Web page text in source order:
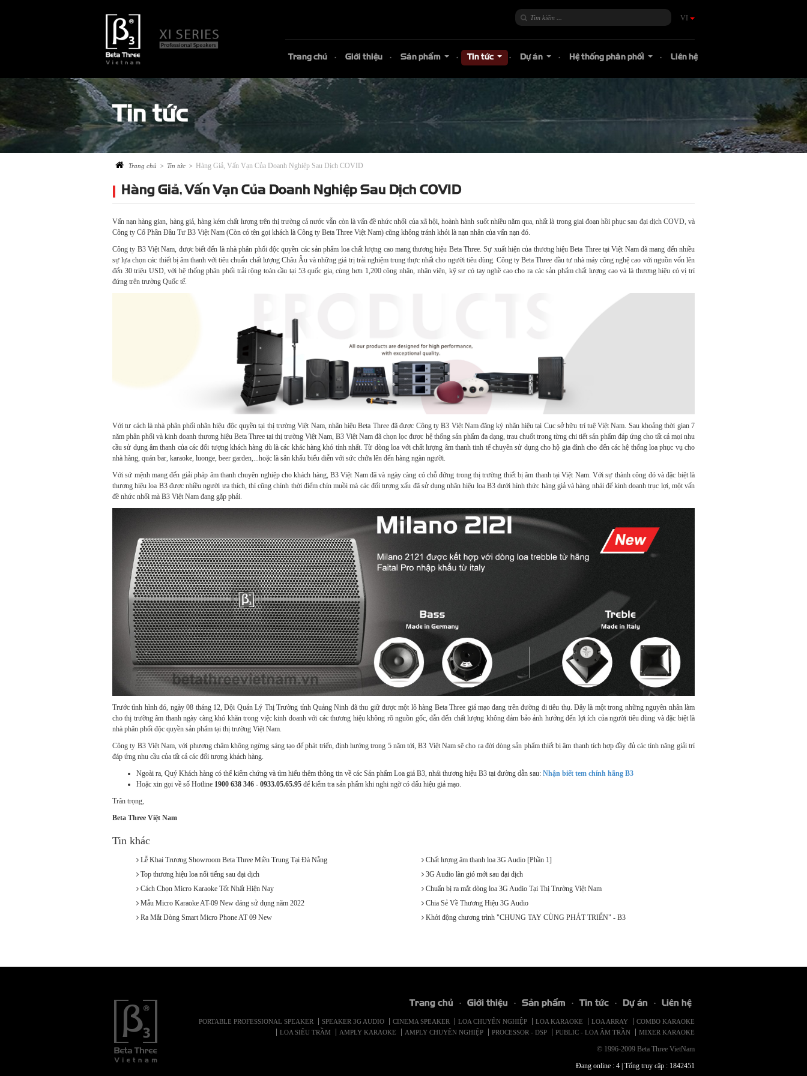
VI
Trang chủ Giới thiệu Sản phẩm Tin tức Dự án Hệ thống phân phối Liên hệ
Tin tức
Trang chủ > Tin tức > Hàng Giả, Vấn Vạn Của Doanh Nghiệp Sau Dịch COVID
Hàng Giả, Vấn Vạn Của Doanh Nghiệp Sau Dịch COVID
Vấn nạn hàng gian, hàng giả, hàng kém chất lượng trên thị trường cả nước vẫn còn là vấn đề nhức nhối của xã hội, hoành hành suốt nhiều năm qua, nhất là trong giai đoạn hồi phục sau đại dịch COVD, và
Công ty Cổ Phần Đầu Tư B3 Việt Nam (Còn có tên gọi khách là Công ty Beta Three Việt Nam) cũng không tránh khỏi là nạn nhân của vấn nạn đó.
Công ty B3 Việt Nam, được biết đến là nhà phân phối độc quyền các sản phẩm loa chất lượng cao mang thương hiệu Beta Three. Sự xuất hiện của thương hiệu Beta Three tại Việt Nam đã mang đến nhiều
sự lựa chọn các thiết bị âm thanh với tiêu chuẩn chất lượng Châu Âu và những giá trị trải nghiệm trung thực nhất cho người tiêu dùng. Công ty Beta Three đầu tư nhà máy công nghệ cao với nguồn vốn lên
đến 30 triệu USD, với hệ thống phân phối trải rộng toàn cầu tại 53 quốc gia, cùng hơn 1,200 công nhân, nhân viên, kỹ sư có tay nghề cao cho ra các sản phẩm chất lượng cao và là thương hiệu có vị trí
đứng trên trường Quốc tế.
Với tư cách là nhà phân phối nhãn hiệu độc quyền tại thị trường Việt Nam, nhãn hiệu Beta Three đã được Công ty B3 Việt Nam đăng ký nhãn hiệu tại Cục sở hữu trí tuệ Việt Nam. Sau khoảng thời gian 7
năm phân phối và kinh doanh thương hiệu Beta Three tại thị trường Việt Nam, B3 Việt Nam đã chọn lọc được hệ thống sản phẩm đa dạng, trau chuốt trong từng chi tiết sản phẩm đáp ứng cho tất cả mọi nhu
cầu sử dụng âm thanh của các đối tượng khách hàng dù là các khác hàng khó tính nhất. Từ dòng loa với chất lượng âm thanh tinh tế chuyên sử dụng cho hộ gia đình cho đến các hệ thống loa phục vụ cho
nhà hàng, quán bar, karaoke, luonge, beer garden,...hoặc là sân khấu biểu diễn với sức chứa lên đến hàng ngàn người.
Với sứ mệnh mang đến giải pháp âm thanh chuyên nghiệp cho khách hàng, B3 Việt Nam đã và ngày càng có chỗ đứng trong thị trường thiết bị âm thanh tại Việt Nam. Với sự thành công đó và đặc biệt là
thương hiệu loa B3 được nhiều người ưa thích, thì cũng chính thời điểm chín muồi mà các đối tượng xấu đã sử dụng nhãn hiệu loa B3 dưới hình thức hàng giả và hàng nhái để kinh doanh trục lợi, một vấn
đề nhức nhối mà B3 Việt Nam đang gặp phải.
Trước tình hình đó, ngày 08 tháng 12, Đội Quản Lý Thị Trường tỉnh Quảng Ninh đã thu giữ được một lô hàng Beta Three giả mạo đang trên đường đi tiêu thụ. Đây là một trong những nguyên nhân làm
cho thị trường âm thanh ngày càng khó khăn trong việc kinh doanh với các thương hiệu không rõ nguồn gốc, dẫn đến chất lượng không đảm bảo ảnh hưởng đến lợi ích của người tiêu dùng và đặc biệt là
nhà phân phối độc quyền sản phẩm tại thị trường Việt Nam.
Công ty B3 Việt Nam, với phương châm không ngừng sáng tạo để phát triển, định hướng trong 5 năm tới, B3 Việt Nam sẽ cho ra đời dòng sản phẩm thiết bị âm thanh tích hợp đầy đủ các tính năng giải trí
đáp ứng nhu cầu của tất cả các đối tượng khách hàng.
Ngoài ra, Quý Khách hàng có thể kiểm chứng và tìm hiểu thêm thông tin về các Sản phẩm Loa giả B3, nhái thương hiệu B3 tại đường dẫn sau: Nhận biết tem chính hãng B3
Hoặc xin gọi về số Hotline 1900 638 346 - 0933.05.65.95 để kiểm tra sản phẩm khi nghi ngờ có dấu hiệu giả mạo.
Trân trọng,
Beta Three Việt Nam
Tin khác
Lễ Khai Trương Showroom Beta Three Miền Trung Tại Đà Nẵng
Chất lượng âm thanh loa 3G Audio [Phần 1]
Top thương hiệu loa nổi tiếng sau đại dịch
3G Audio làn gió mới sau đại dịch
Cách Chọn Micro Karaoke Tốt Nhất Hiện Nay
Chuẩn bị ra mắt dòng loa 3G Audio Tại Thị Trường Việt Nam
Mẫu Micro Karaoke AT-09 New đáng sử dụng năm 2022
Chia Sẻ Về Thương Hiệu 3G Audio
Ra Mắt Dòng Smart Micro Phone AT 09 New
Khởi động chương trình "CHUNG TAY CÙNG PHÁT TRIỂN" - B3
Trang chủ Giới thiệu Sản phẩm Tin tức Dự án Liên hệ
PORTABLE PROFESSIONAL SPEAKER SPEAKER 3G AUDIO CINEMA SPEAKER LOA CHUYÊN NGHIỆP LOA KARAOKE LOA ARRAY
COMBO KARAOKE
LOA SIÊU TRẦM
AMPLY KARAOKE AMPLY CHUYÊN NGHIỆP PROCESSOR - DSP PUBLIC - LOA ÂM TRẦN MIXER KARAOKE
© 1996-2009 Beta Three VietNam
Đang online : 4 | Tổng truy cập : 1842451